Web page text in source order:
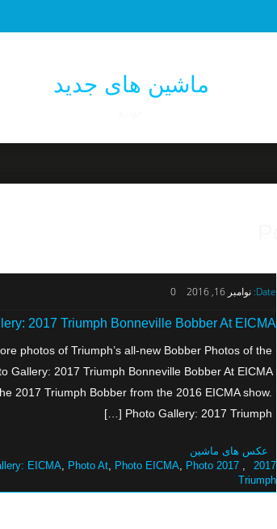
ماشین های جدید
Date: نوامبر 16, 2016 0
2017 Triumph Bonneville Bobber At EICMA
photos of Triumph’s all-new Bobber Photos of the
Gallery: 2017 Triumph Bonneville Bobber At EICMA
2017 Triumph Bobber from the 2016 EICMA show.
Photo Gallery: 2017 Triumph […]
عکس های ماشین
2017
2017 At
EICMA Photo At Photo EICMA
Photo
Triumph